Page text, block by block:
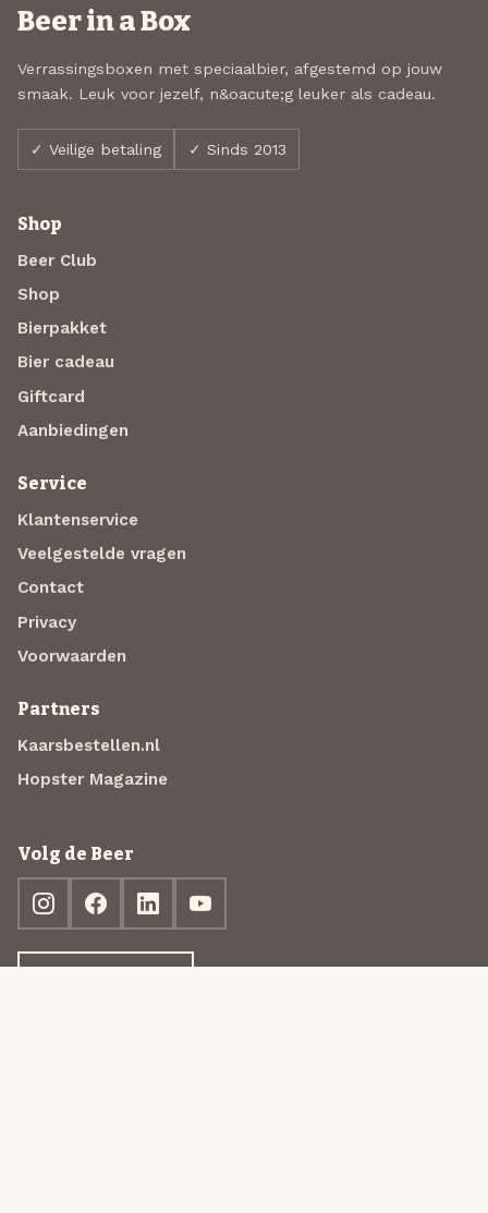
Beer in a Box
Verrassingsboxen met speciaalbier, afgestemd op jouw
smaak. Leuk voor jezelf, n&oacute;g leuker als cadeau.
✓ Veilige betaling ✓ Sinds 2013
Shop
Beer Club
Shop
Bierpakket
Bier cadeau
Giftcard
Aanbiedingen
Service
Klantenservice
Veelgestelde vragen
Contact
Privacy
Voorwaarden
Partners
Kaarsbestellen.nl
Hopster Magazine
Volg de Beer